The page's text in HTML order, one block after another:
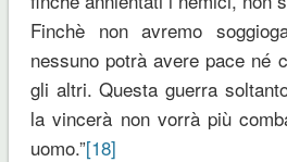
Finchè non avremo
nessuno potrà avere pace né
gli altri. Questa guerra
la vincerà non vorrà più
uomo.”[18]